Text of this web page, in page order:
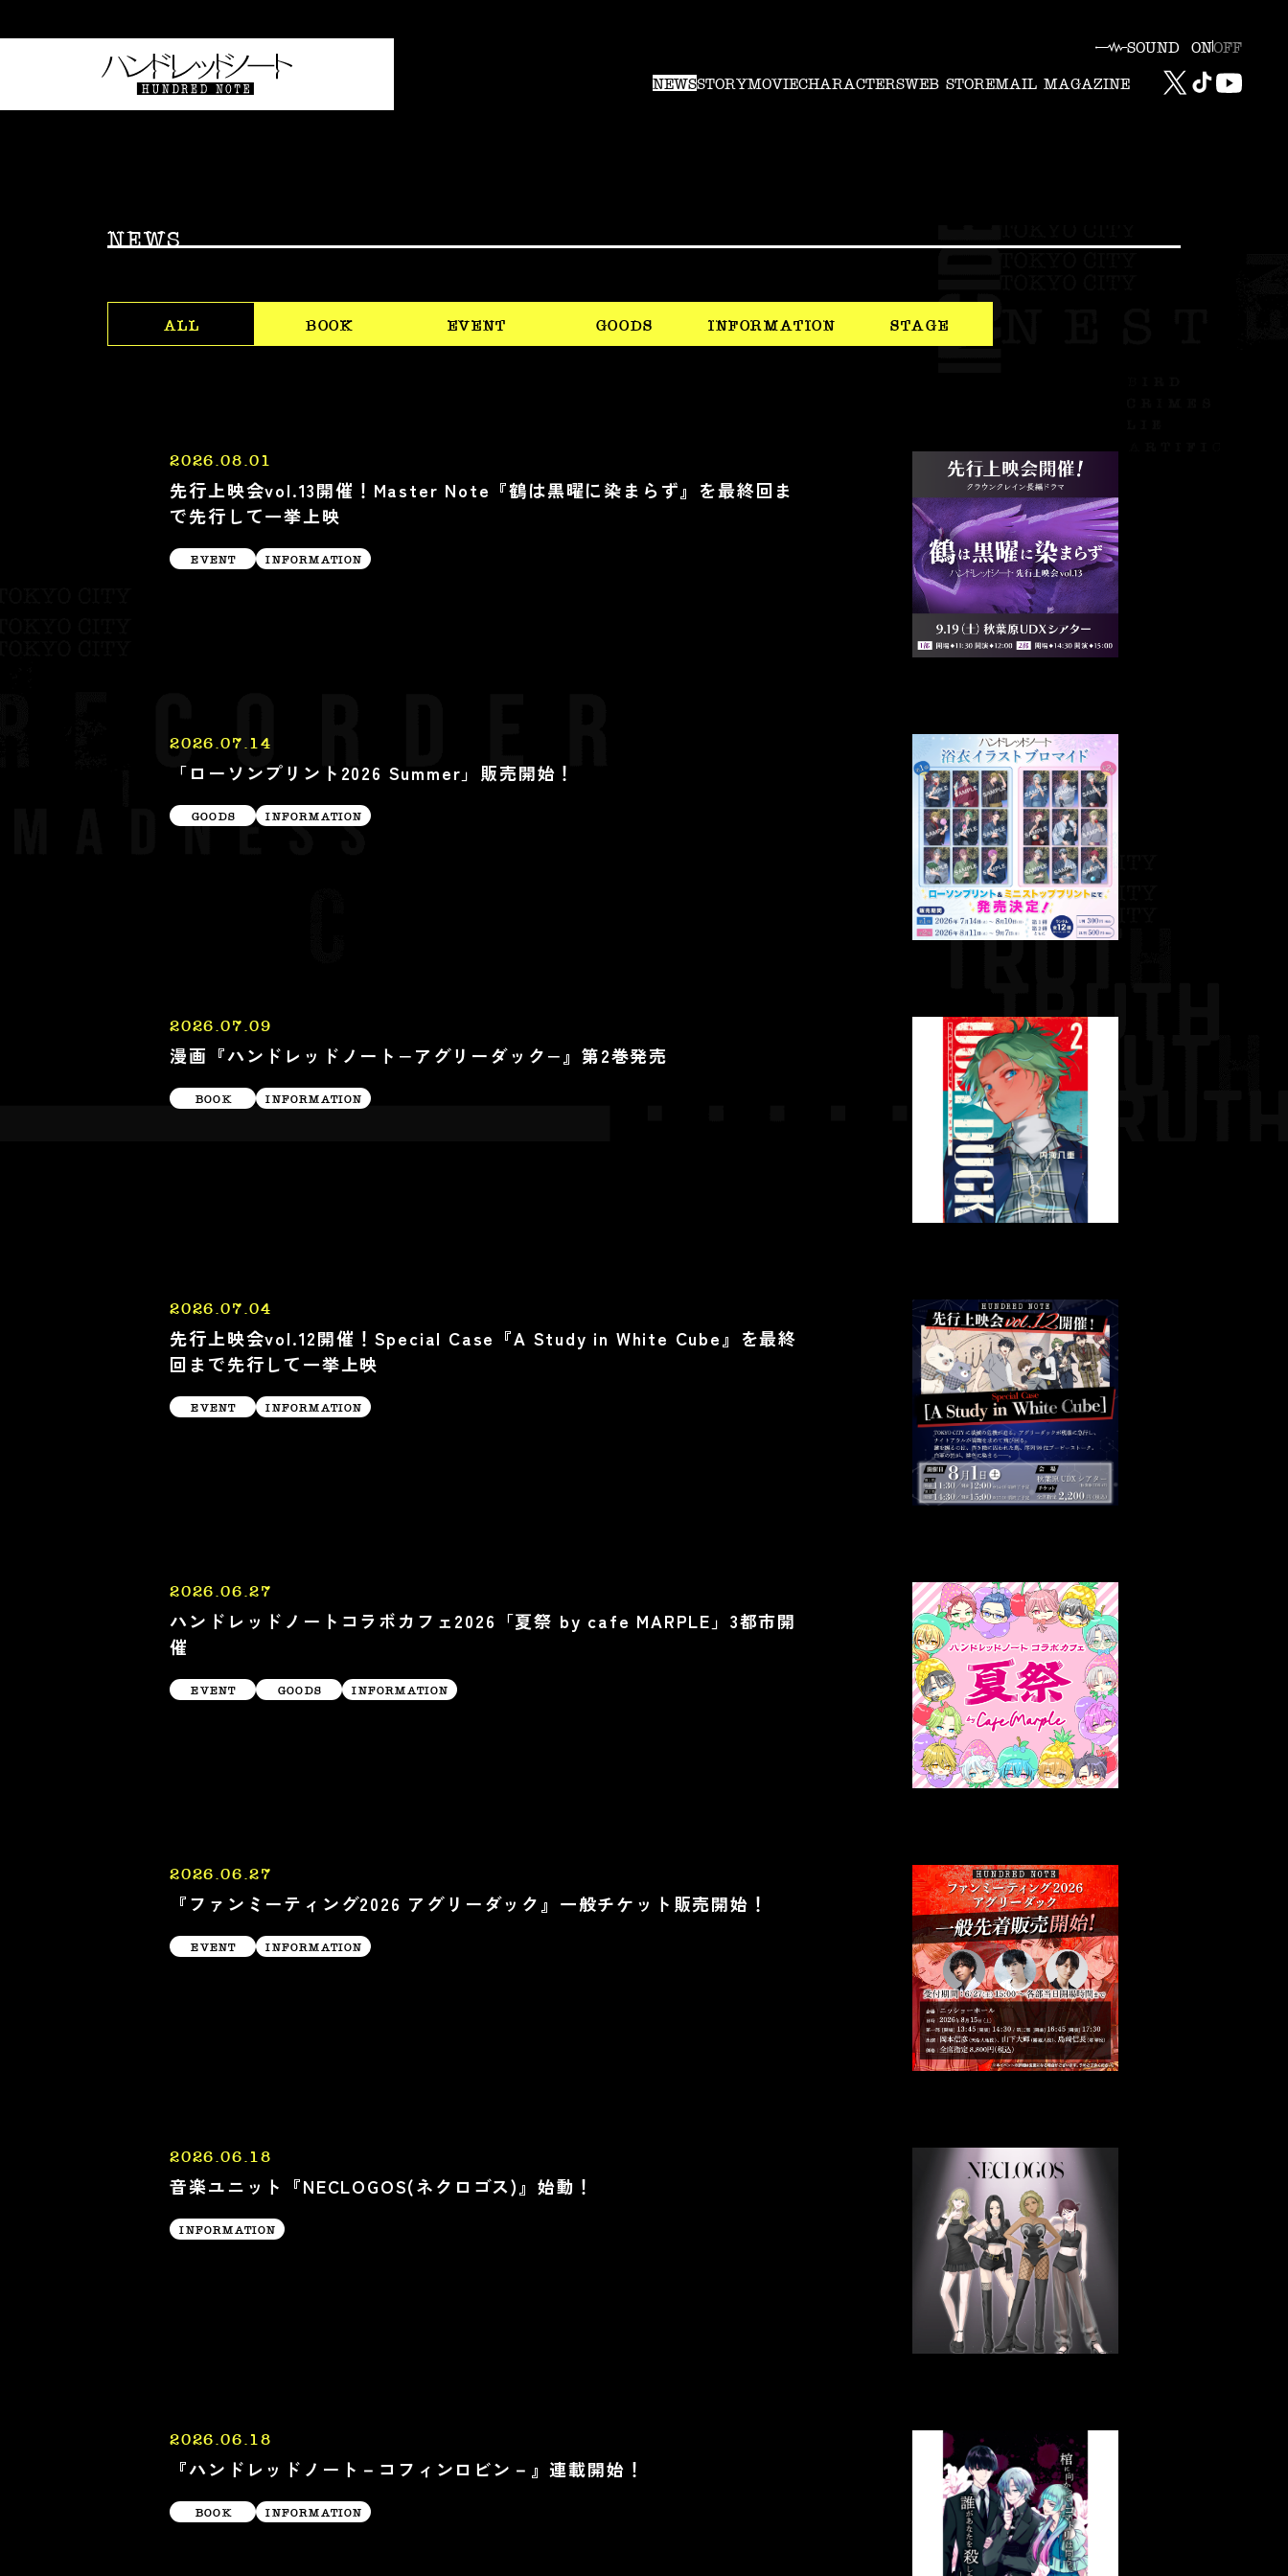
NEWSSTORYMOVIECHARACTERSWEB STOREMAIL MAGAZINE
SOUND ON OFF
NEWS
ALL BOOK EVENT GOODS INFORMATION STAGE
先行上映会vol.13開催！Master Note『鶴は黒曜に染まらず』を最終回ま
で先行して一挙上映
EVENT INFORMATION
2026.08.01
「ローソンプリント2026 Summer」販売開始！
GOODS INFORMATION
2026.07.14
漫画『ハンドレッドノート−アグリーダック−』第2巻発売
BOOK INFORMATION
2026.07.09
先行上映会vol.12開催！Special Case『A Study in White Cube』を最終
回まで先行して一挙上映
EVENT INFORMATION
2026.07.04
ハンドレッドノートコラボカフェ2026「夏祭 by cafe MARPLE」3都市開
催
EVENT GOODS INFORMATION
2026.06.27
『ファンミーティング2026 アグリーダック』一般チケット販売開始！
EVENT INFORMATION
2026.06.27
音楽ユニット『NECLOGOS(ネクロゴス)』始動！
INFORMATION
2026.06.18
『ハンドレッドノート－コフィンロビン－』連載開始！
BOOK INFORMATION
2026.06.18